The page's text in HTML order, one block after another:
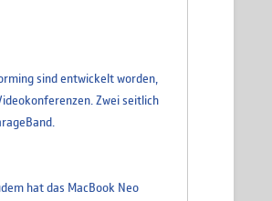
sind entwickelt worden,
Zwei seitlich
hat das MacBook Neo